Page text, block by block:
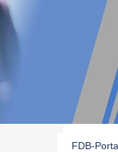
FDB-